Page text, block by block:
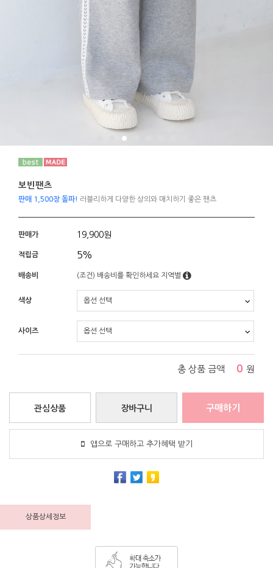
보빈팬츠
판매 1,500장 돌파! 러블리하게 다양한 상의와 매치하기 좋은 팬츠
판매가 19,900원
적립금 5%
배송비 (조건) 배송비를 확인하세요 지역별
색상
사이즈
총 상품 금액 0 원
장바구니
관심상품 구매하기
앱으로 구매하고 추가혜택 받기
상품상세정보